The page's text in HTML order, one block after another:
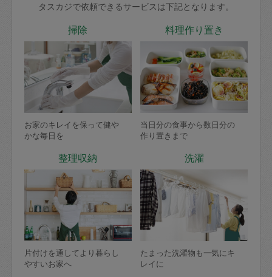
タスカジで依頼できるサービスは下記となります。
掃除
お家のキレイを保って健や
かな毎日を
料理作り置き
当日分の食事から数日分の
作り置きまで
整理収納
片付けを通してより暮らし
やすいお家へ
洗濯
たまった洗濯物も一気にキ
レイに